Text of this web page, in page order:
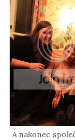
A nakonec